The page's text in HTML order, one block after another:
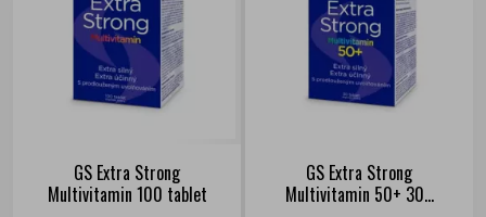
GS Extra Strong
Multivitamin 100 tablet
GS Extra Strong
Multivitamin 50+ 30...